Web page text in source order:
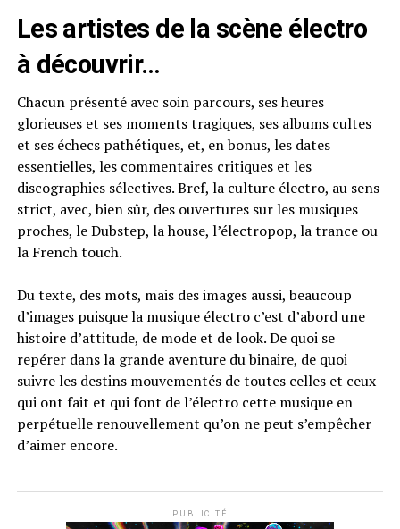
Les artistes de la scène électro
à découvrir…
Chacun présenté avec soin parcours, ses heures
glorieuses et ses moments tragiques, ses albums cultes
et ses échecs pathétiques, et, en bonus, les dates
essentielles, les commentaires critiques et les
discographies sélectives. Bref, la culture électro, au sens
strict, avec, bien sûr, des ouvertures sur les musiques
proches, le Dubstep, la house, l’électropop, la trance ou
la French touch.
Du texte, des mots, mais des images aussi, beaucoup
d’images puisque la musique électro c’est d’abord une
histoire d’attitude, de mode et de look. De quoi se
repérer dans la grande aventure du binaire, de quoi
suivre les destins mouvementés de toutes celles et ceux
qui ont fait et qui font de l’électro cette musique en
perpétuelle renouvellement qu’on ne peut s’empêcher
d’aimer encore.
PUBLICITÉ